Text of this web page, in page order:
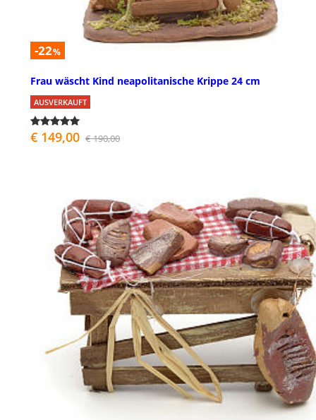
-22%
Frau wäscht Kind neapolitanische Krippe 24 cm
AUSVERKAUFT
€ 149,00 € 190,00